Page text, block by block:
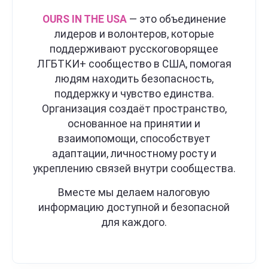
OURS IN THE USA— это объединение
лидеров и волонтеров, которые
поддерживают русскоговорящее
ЛГБТКИ+ сообщество в США, помогая
людям находить безопасность,
поддержку и чувство единства.
Организация создаёт пространство,
основанное на принятии и
взаимопомощи, способствует
адаптации, личностному росту и
укреплению связей внутри сообщества.
Вместе мы делаем налоговую
информацию доступной и безопасной
для каждого.